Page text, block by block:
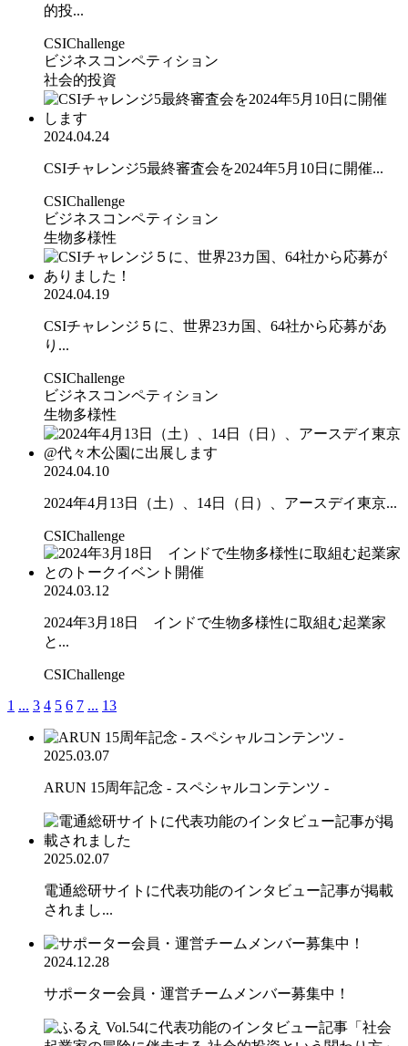
的投...
CSIChallenge
ビジネスコンペティション
社会的投資
2024.04.24
CSIチャレンジ5最終審査会を2024年5月10日に開催...
CSIChallenge
ビジネスコンペティション
生物多様性
2024.04.19
CSIチャレンジ５に、世界23カ国、64社から応募があ
り...
CSIChallenge
ビジネスコンペティション
生物多様性
2024.04.10
2024年4月13日（土）、14日（日）、アースデイ東京...
CSIChallenge
2024.03.12
2024年3月18日 インドで生物多様性に取組む起業家
と...
CSIChallenge
1 ... 3 4 5 6 7 ... 13
2025.03.07
ARUN 15周年記念 - スペシャルコンテンツ -
2025.02.07
電通総研サイトに代表功能のインタビュー記事が掲載
されまし...
2024.12.28
サポーター会員・運営チームメンバー募集中！